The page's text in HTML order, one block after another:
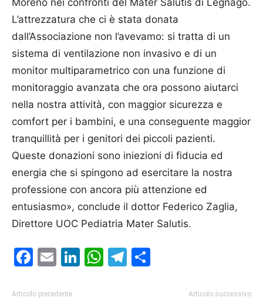
L’attrezzatura che ci è stata donata
dall’Associazione non l’avevamo: si tratta di un
sistema di ventilazione non invasivo e di un
monitor multiparametrico con una funzione di
monitoraggio avanzata che ora possono aiutarci
nella nostra attività, con maggior sicurezza e
comfort per i bambini, e una conseguente maggior
tranquillità per i genitori dei piccoli pazienti.
Queste donazioni sono iniezioni di fiducia ed
energia che si spingono ad esercitare la nostra
professione con ancora più attenzione ed
entusiasmo», conclude il dottor Federico Zaglia,
Direttore UOC Pediatria Mater Salutis.
Facebook
EmailLinkedIn
WhatsApp
Telegram
Articolo precedente Articolo successivo